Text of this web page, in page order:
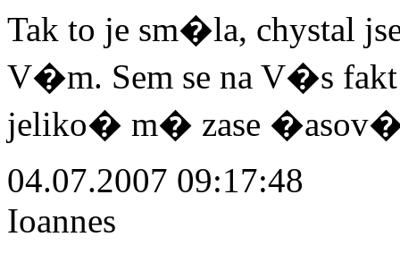
Tak to je sm�la, chystal
V�m. Sem se na V�s
jeliko� m� zase
04.07.2007 09:17:48
Ioannes